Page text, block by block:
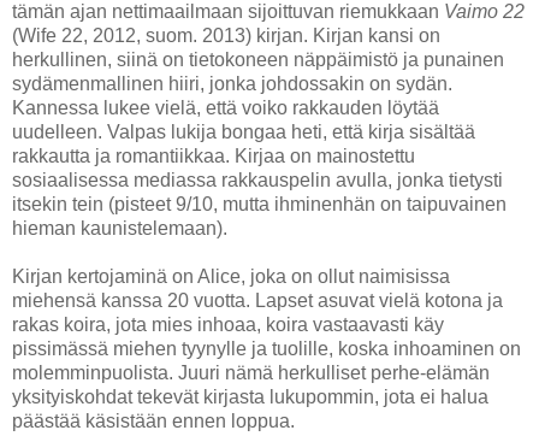
tämän ajan nettimaailmaan sijoittuvan riemukkaan Vaimo 22
(Wife 22, 2012, suom. 2013) kirjan. Kirjan kansi on
herkullinen, siinä on tietokoneen näppäimistö ja punainen
sydämenmallinen hiiri, jonka johdossakin on sydän.
Kannessa lukee vielä, että voiko rakkauden löytää
uudelleen. Valpas lukija bongaa heti, että kirja sisältää
rakkautta ja romantiikkaa. Kirjaa on mainostettu
sosiaalisessa mediassa rakkauspelin avulla, jonka tietysti
itsekin tein (pisteet 9/10, mutta ihminenhän on taipuvainen
hieman kaunistelemaan).
Kirjan kertojaminä on Alice, joka on ollut naimisissa
miehensä kanssa 20 vuotta. Lapset asuvat vielä kotona ja
rakas koira, jota mies inhoaa, koira vastaavasti käy
pissimässä miehen tyynylle ja tuolille, koska inhoaminen on
molemminpuolista. Juuri nämä herkulliset perhe-elämän
yksityiskohdat tekevät kirjasta lukupommin, jota ei halua
päästää käsistään ennen loppua.